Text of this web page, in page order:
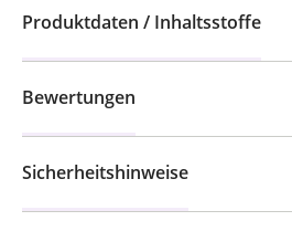
Produktdaten / Inhaltsstoffe
Bewertungen
Sicherheitshinweise